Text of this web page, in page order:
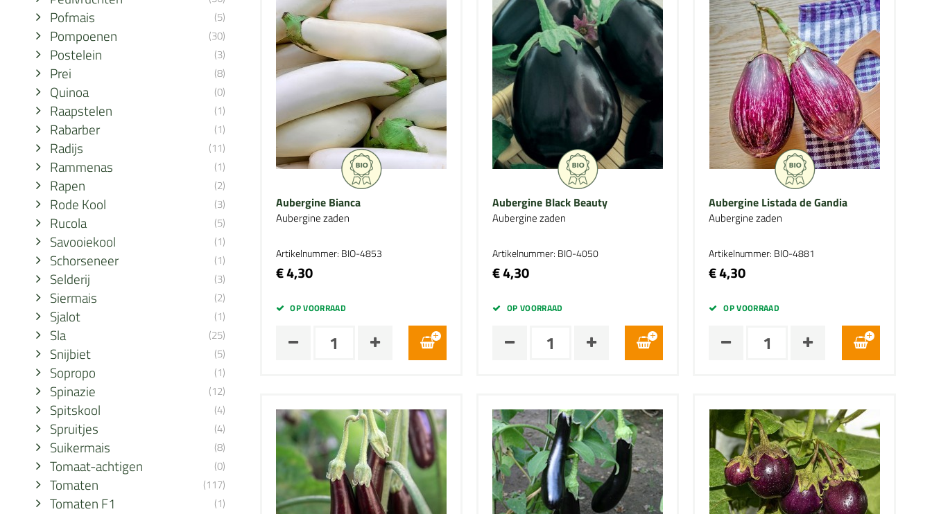
Pofmais (5)
Pompoenen (30)
Postelein (3)
Prei (8)
Quinoa (0)
Raapstelen (1)
Rabarber (1)
Radijs (11)
Rammenas (1)
Rapen (2)
Rode Kool (3)
Rucola (5)
Savooiekool (1)
Schorseneer (1)
Selderij (3)
Siermais (2)
Sjalot (1)
Sla (25)
Snijbiet (5)
Sopropo (1)
Spinazie (12)
Spitskool (4)
Spruitjes (4)
Suikermais (8)
Tomaat-achtigen (0)
Tomaten (117)
Tomaten F1 (1)
Aubergine Bianca
Aubergine zaden
Artikelnummer: BIO-4853
€ 4,30
OP VOORRAAD
Aubergine Black Beauty
Aubergine zaden
Artikelnummer: BIO-4050
€ 4,30
OP VOORRAAD
Aubergine Listada de Gandia
Aubergine zaden
Artikelnummer: BIO-4881
€ 4,30
OP VOORRAAD